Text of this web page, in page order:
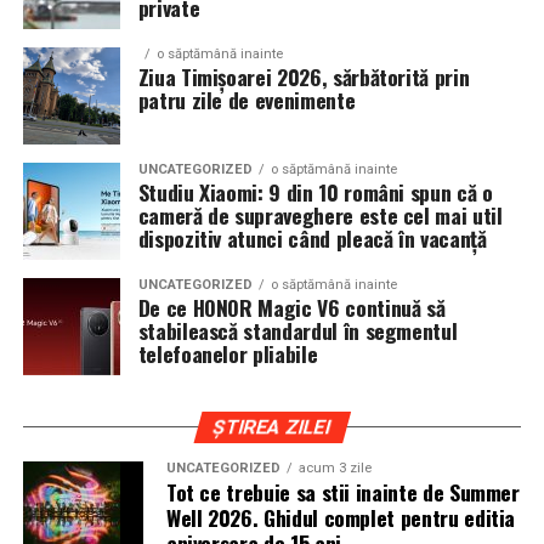
sambata, respectiv 426.6 lei pentru duminica.
Editia aniversara marcheaza 15 ani in care festivalul a
devenit unul dintre cele mai importante repere ale verii,
un loc unde cultura pop, estetica contemporana si
muzica se intalnesc firesc.
In luna august, Domeniul Stirbey Voda devine din nou
locul in care soundtrack-ul verii se asculta, dar mai ales
se traieste.
Programul complet si detaliile logistice sunt disponibile
pe site-ul oficialwww.summerwell.rosi pe pagina de
Instagram a festivalului @summerwellfest.
Summer Well 2026
este un festival Orange, sustinut de
o serie de parteneri care dau forma si vibe universului
festivalului: glo™, ING, Peroni Nastro Azzurro, Ursus,
Bacardi, Martini, Hendrick’s Gin, Jack Daniel’s, Mega
Image, Pepsi, Fashion Days, alpro, Transalpina, vitamin
aqua, Lay’s, e-on, FABIZ, Bucharest Business School,
private
o săptămână inainte
Ziua Timișoarei 2026, sărbătorită prin
patru zile de evenimente
UNCATEGORIZED o săptămână inainte
Studiu Xiaomi: 9 din 10 români spun că o
cameră de supraveghere este cel mai util
dispozitiv atunci când pleacă în vacanță
UNCATEGORIZED o săptămână inainte
De ce HONOR Magic V6 continuă să
stabilească standardul în segmentul
telefoanelor pliabile
ȘTIREA ZILEI
UNCATEGORIZED acum 3 zile
Tot ce trebuie sa stii inainte de Summer
Well 2026. Ghidul complet pentru editia